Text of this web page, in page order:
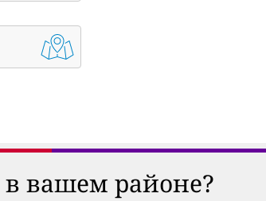
в вашем районе?